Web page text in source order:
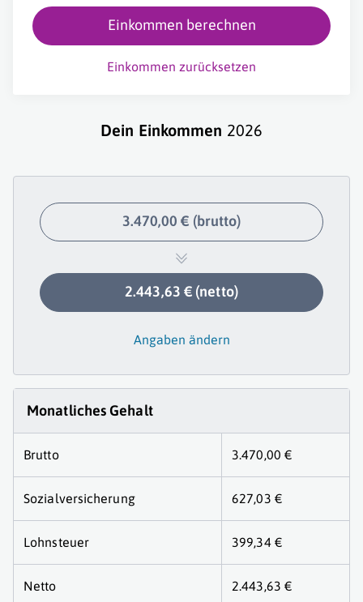
Einkommen berechnen
Einkommen zurücksetzen
Dein Einkommen 2026
3.470,00 € (brutto)
2.443,63 € (netto)
Angaben ändern
Monatliches Gehalt
Brutto 3.470,00 €
Sozialversicherung 627,03 €
Lohnsteuer 399,34 €
Netto 2.443,63 €